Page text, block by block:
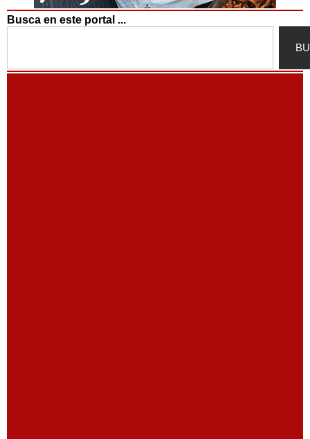
Busca en este portal ...